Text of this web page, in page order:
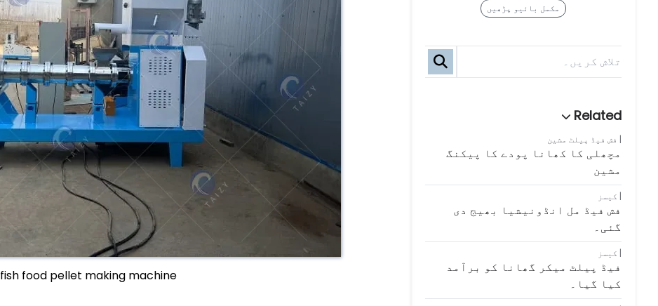
مکمل بائیو پڑھیں
فش فیڈ پیلٹ مشین
مچھلی کا کھانا پودے کا پیکنگ
مشین
کیسز
فش فیڈ مل انڈونیشیا بھیج دی
گئی۔
کیسز
فیڈ پیلٹ میکر گھانا کو برآمد
کیا گیا۔
fish food pellet making machine